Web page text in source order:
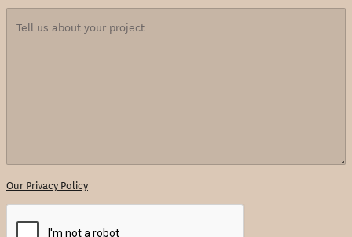
Our Privacy Policy